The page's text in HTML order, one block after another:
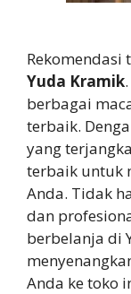
Rekomendasi
Yuda Kramik
berbagai
terbaik.
yang
terbaik untuk
Anda. Tidak
dan
berbelanja di
Anda ke toko